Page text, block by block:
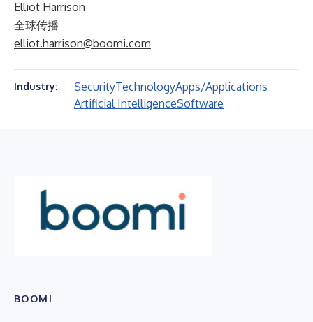
Elliot Harrison
全球传播
elliot.harrison@boomi.com
Industry: SecurityTechnologyApps/Applications
Artificial IntelligenceSoftware
BOOMI